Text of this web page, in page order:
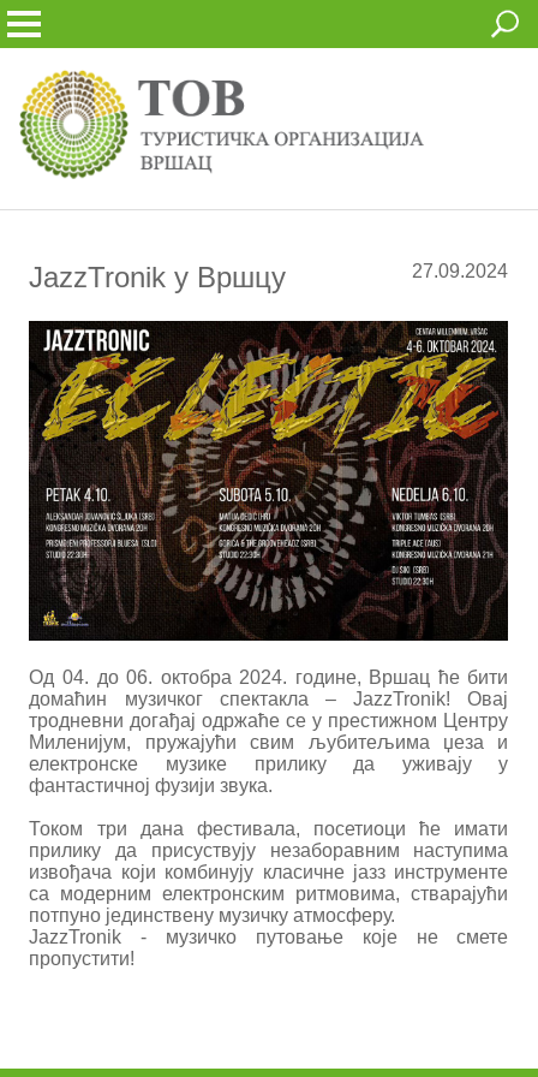
JazzTronik у Вршцу 27.09.2024
Од 04. до 06. октобра 2024. године, Вршац ће бити
домаћин музичког спектакла – JazzTronik! Овај
тродневни догађај одржаће се у престижном Центру
Миленијум, пружајући свим љубитељима џеза и
електронске музике прилику да уживају у
фантастичној фузији звука.
Током три дана фестивала, посетиоци ће имати
прилику да присуствују незаборавним наступима
извођача који комбинују класичне јазз инструменте
са модерним електронским ритмовима, стварајући
потпуно јединствену музичку атмосферу.
JazzTronik - музичко путовање које не смете
пропустити!